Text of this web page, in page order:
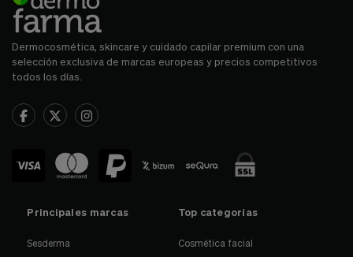
Dermocosmética, skincare y cuidado capilar premium con una
selección exclusiva de marcas europeas y precios competitivos
todos los días.
Principales marcas
Sesderma
Top categorías
Cosmética facial